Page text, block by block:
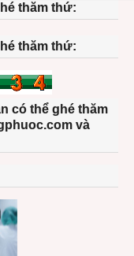
97-
thăm thứ:
thăm thứ:
có thể ghé thăm
và